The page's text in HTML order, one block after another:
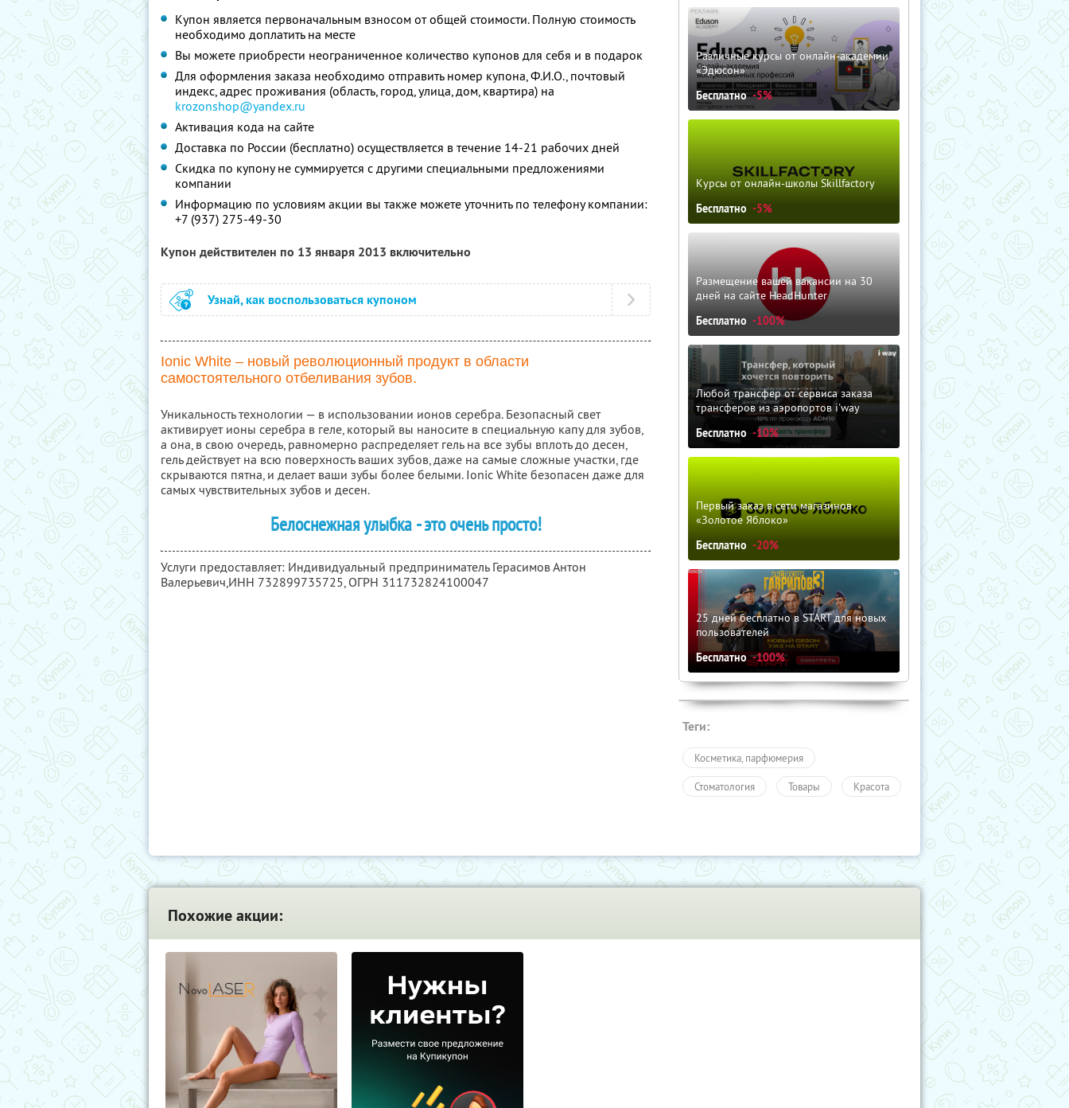
Купон является первоначальным взносом от общей стоимости. Полную стоимость
необходимо доплатить на месте
Вы можете приобрести неограниченное количество купонов для себя и в подарок
Для оформления заказа необходимо отправить номер купона, Ф.И.О., почтовый
индекс, адрес проживания (область, город, улица, дом, квартира) на
krozonshop@yandex.ru
Активация кода на сайте
Доставка по России (бесплатно) осуществляется в течение 14-21 рабочих дней
Скидка по купону не суммируется с другими специальными предложениями
компании
Информацию по условиям акции вы также можете уточнить по телефону компании:
+7 (937) 275-49-30
Купон действителен по 13 января 2013 включительно
Узнай, как воспользоваться купоном
Ionic White – новый революционный продукт в области
самостоятельного отбеливания зубов.
Уникальность технологии — в использовании ионов серебра. Безопасный свет
активирует ионы серебра в геле, который вы наносите в специальную капу для зубов,
а она, в свою очередь, равномерно распределяет гель на все зубы вплоть до десен,
гель действует на всю поверхность ваших зубов, даже на самые сложные участки, где
скрываются пятна, и делает ваши зубы более белыми. Ionic White безопасен даже для
самых чувствительных зубов и десен.
Белоснежная улыбка - это очень просто!
Услуги предоставляет: Индивидуальный предприниматель Герасимов Антон
Валерьевич,ИНН 732899735725, ОГРН 311732824100047
Различные курсы от онлайн-академии
«Эдюсон»
Бесплатно -5%
Курсы от онлайн-школы Skillfactory
Бесплатно -5%
Размещение вашей вакансии на 30
дней на сайте HeadHunter
Бесплатно -100%
Любой трансфер от сервиса заказа
трансферов из аэропортов i'way
Бесплатно -10%
Первый заказ в сети магазинов
«Золотое Яблоко»
Бесплатно -20%
25 дней бесплатно в START для новых
пользователей
Бесплатно -100%
Теги:
Косметика, парфюмерия
Стоматология Товары Красота
Похожие акции: